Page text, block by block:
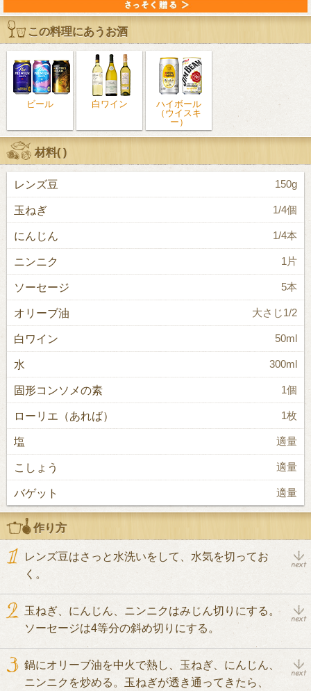
この料理にあうお酒
ビール 白ワイン
ハイボール
（ウイスキ
ー）
材料( )
レンズ豆 150g
玉ねぎ 1/4個
にんじん 1/4本
ニンニク 1片
ソーセージ 5本
オリーブ油 大さじ1/2
白ワイン 50ml
水 300ml
固形コンソメの素 1個
ローリエ（あれば） 1枚
塩 適量
こしょう 適量
バゲット 適量
作り方
レンズ豆はさっと水洗いをして、水気を切ってお
く。
玉ねぎ、にんじん、ニンニクはみじん切りにする。
ソーセージは4等分の斜め切りにする。
鍋にオリーブ油を中火で熱し、玉ねぎ、にんじん、
ニンニクを炒める。玉ねぎが透き通ってきたら、